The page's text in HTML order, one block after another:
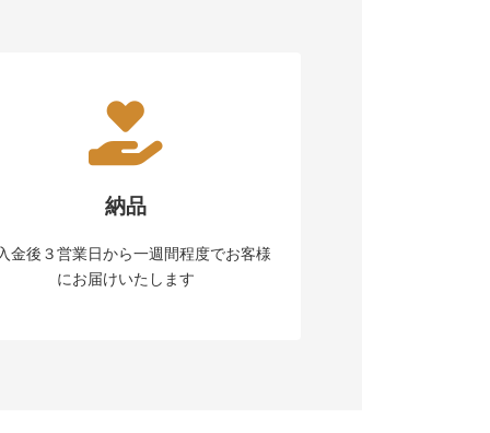
納品
金後３営業日から一週間程度でお客様
にお届けいたします